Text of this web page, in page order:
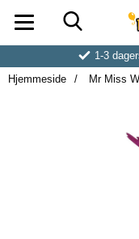
1-3
Hjemmeside
Mr Miss